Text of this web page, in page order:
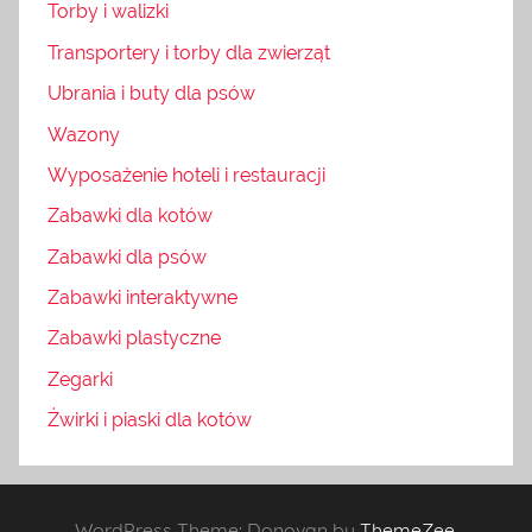
Torby i walizki
Transportery i torby dla zwierząt
Ubrania i buty dla psów
Wazony
Wyposażenie hoteli i restauracji
Zabawki dla kotów
Zabawki dla psów
Zabawki interaktywne
Zabawki plastyczne
Zegarki
Żwirki i piaski dla kotów